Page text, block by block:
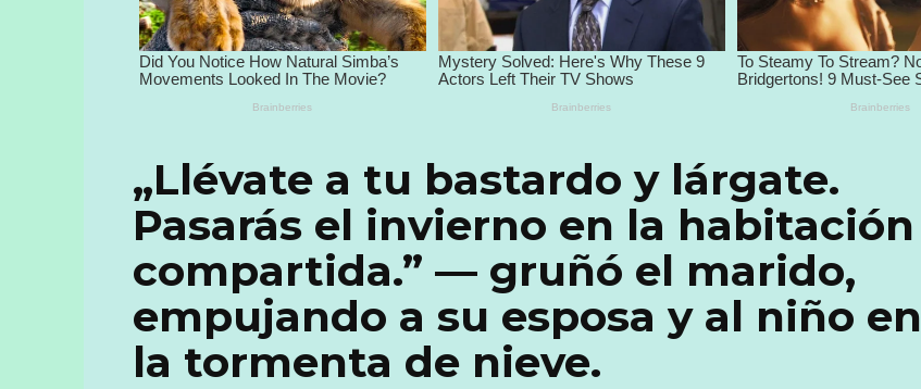
„Llévate a tu bastardo y lárgate.
Pasarás el invierno en la habitación
compartida.” — gruñó el marido,
empujando a su esposa y al niño en
la tormenta de nieve.